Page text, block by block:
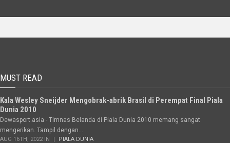
MUST READ
Kala Wesley Sneijder Mengobrak-abrik Brasil di Perempat Final Piala
Dunia 2010
Dewasport.asia - Timnas Belanda di Piala Dunia 2010 memang sangat
mengerikan. Tampil dengan...
AUG 16TH, 2022 IN PIALA DUNIA